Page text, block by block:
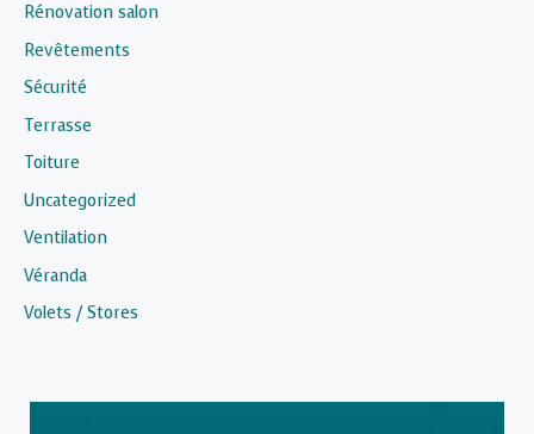
Rénovation salon
Revêtements
Sécurité
Terrasse
Toiture
Uncategorized
Ventilation
Véranda
Volets / Stores